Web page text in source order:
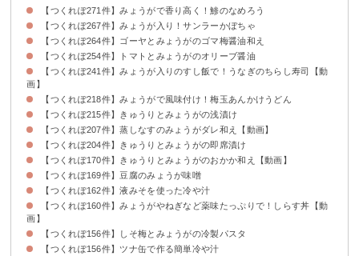
【つくれぽ271件】みょうがで香り高く！鯵のなめろう
【つくれぽ267件】みょうが入り！サンラーかぼちゃ
【つくれぽ264件】ゴーヤとみょうがのゴマ梅醤油和え
【つくれぽ254件】トマトとみょうがのオリーブ醤油
【つくれぽ241件】みょうが入りのすし飯で！うなぎのちらし寿司【動
画】
【つくれぽ218件】みょうがで風味付け！梅玉あんかけうどん
【つくれぽ215件】きゅうりとみょうがの浅漬け
【つくれぽ207件】蒸しなすのみょうがダレ和え【動画】
【つくれぽ204件】きゅうりとみょうがの即席漬け
【つくれぽ170件】きゅうりとみょうがのおかか和え【動画】
【つくれぽ169件】豆腐のみょうが味噌
【つくれぽ162件】液みそを使った冷や汁
【つくれぽ160件】みょうがやねぎなど薬味たっぷりで！しらす丼【動
画】
【つくれぽ156件】しそ梅とみょうがの冷製パスタ
【つくれぽ156件】ツナ缶で作る簡単冷や汁